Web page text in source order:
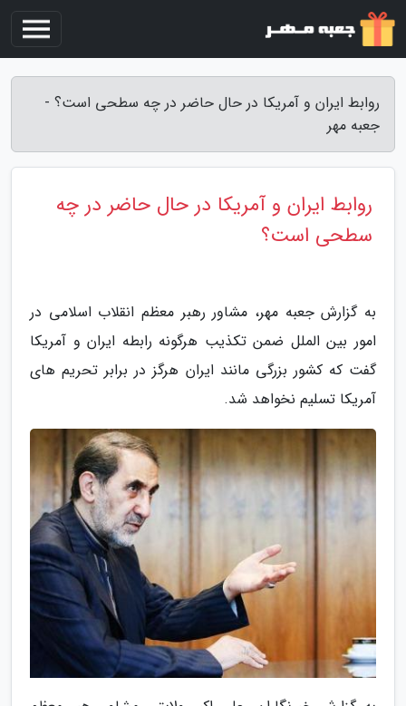
روابط ایران و آمریکا در حال حاضر در چه سطحی است؟ -
جعبه مهر
روابط ایران و آمریکا در حال حاضر در چه
سطحی است؟
به گزارش جعبه مهر، مشاور رهبر معظم انقلاب اسلامی در
امور بین الملل ضمن تکذیب هرگونه رابطه ایران و آمریکا
گفت که کشور بزرگی مانند ایران هرگز در برابر تحریم های
آمریکا تسلیم نخواهد شد.